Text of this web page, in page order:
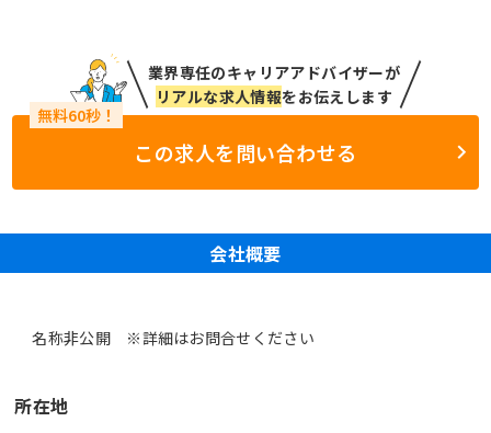
業界専任のキャリアアドバイザーが
リアルな求人情報をお伝えします
この求人を問い合わせる
会社概要
名称非公開 ※詳細はお問合せください
所在地